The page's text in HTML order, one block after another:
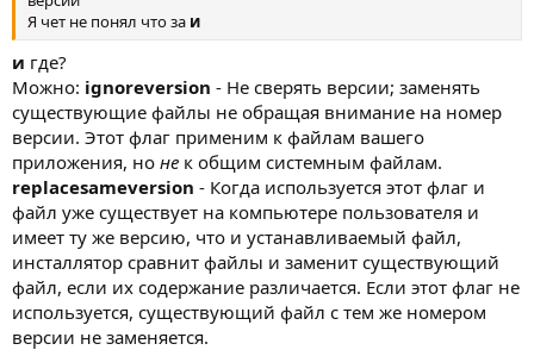
Я чет не понял что за и
и где?
Можно: ignoreversion - Не сверять версии; заменять
существующие файлы не обращая внимание на номер
версии. Этот флаг применим к файлам вашего
приложения, но не к общим системным файлам.
replacesameversion - Когда используется этот флаг и
файл уже существует на компьютере пользователя и
имеет ту же версию, что и устанавливаемый файл,
инсталлятор сравнит файлы и заменит существующий
файл, если их содержание различается. Если этот флаг не
используется, существующий файл с тем же номером
версии не заменяется.